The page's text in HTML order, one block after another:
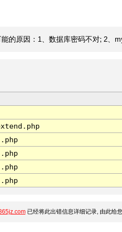
的原因：1、数据库密码不对; 2、
已经将此出错信息详细记录, 由此给